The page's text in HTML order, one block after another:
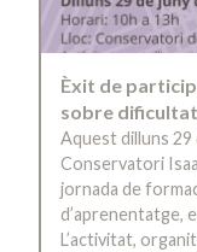
Èxit de
sobre
Aquest dilluns 29
Conservatori
jornada de
d’aprenentatge,
L’activitat,